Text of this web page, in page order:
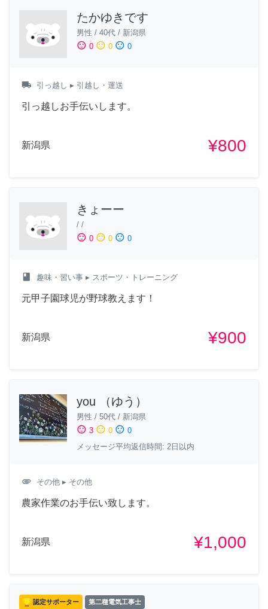
たかゆきです
男性 / 40代 / 新潟県
sentiment_satisfied 0 sentiment_neutral 0 sentiment_dissatisfied 0
local_shipping 引っ越し ▸ 引越し・運送
引っ越しお手伝いします。
新潟県 ¥800
きょーー
/ /
sentiment_satisfied 0 sentiment_neutral 0 sentiment_dissatisfied 0
class 趣味・習い事 ▸ スポーツ・トレーニング
元甲子園球児が野球教えます！
新潟県 ¥900
you （ゆう）
男性 / 50代 / 新潟県
sentiment_satisfied 3 sentiment_neutral 0 sentiment_dissatisfied 0
メッセージ平均返信時間: 2日以内
attachment その他 ▸ その他
農家作業のお手伝い致します。
新潟県 ¥1,000
認定サポーター 第二種電気工事士